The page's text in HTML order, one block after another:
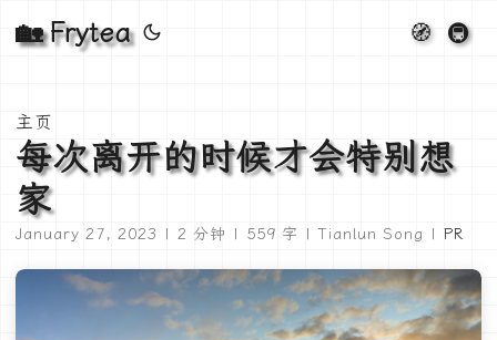
🏡 Frytea 🧭 🚇
主页
每次离开的时候才会特别想
家
January 27, 2023 | 2 分钟 | 559 字 | Tianlun Song | PR